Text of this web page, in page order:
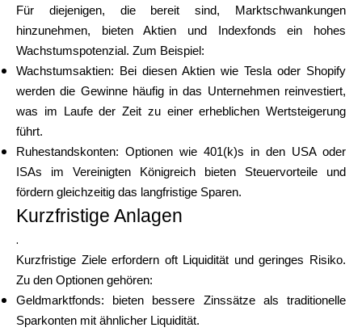
Für diejenigen, die bereit sind, Marktschwankungen
hinzunehmen, bieten Aktien und Indexfonds ein hohes
Wachstumspotenzial. Zum Beispiel:
Wachstumsaktien: Bei diesen Aktien wie Tesla oder Shopify
werden die Gewinne häufig in das Unternehmen reinvestiert,
was im Laufe der Zeit zu einer erheblichen Wertsteigerung
führt.
Ruhestandskonten: Optionen wie 401(k)s in den USA oder
ISAs im Vereinigten Königreich bieten Steuervorteile und
fördern gleichzeitig das langfristige Sparen.
Kurzfristige Anlagen
.
Kurzfristige Ziele erfordern oft Liquidität und geringes Risiko.
Zu den Optionen gehören:
Geldmarktfonds: bieten bessere Zinssätze als traditionelle
Sparkonten mit ähnlicher Liquidität.